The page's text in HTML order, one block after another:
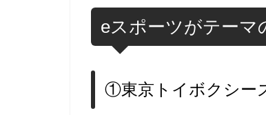
eスポーツがテーマ
①東京トイボクシー